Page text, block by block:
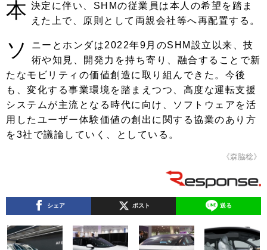
本 決定に伴い、SHMの従業員は本人の希望を踏ま
えた上で、原則として両親会社等へ再配置する。
ソ
ニーとホンダは2022年9月のSHM設立以来、技
術や知見、開発力を持ち寄り、融合することで新
たなモビリティの価値創造に取り組んできた。今後
も、変化する事業環境を踏まえつつ、高度な運転支援
システムが主流となる時代に向け、ソフトウェアを活
用したユーザー体験価値の創出に関する協業のあり方
を3社で議論していく、としている。
《森脇稔》
シェア ポスト 送る